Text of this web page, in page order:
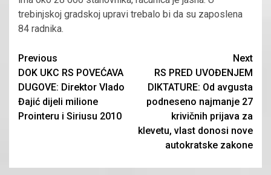
trebinjskoj gradskoj upravi trebalo bi da su zaposlena
84 radnika.
Continue
Reading
Previous
DOK UKC RS POVEĆAVA
DUGOVE: Direktor Vlado
Đajić dijeli milione
Prointeru i Siriusu 2010
Next
RS PRED UVOĐENJEM
DIKTATURE: Od avgusta
podneseno najmanje 27
krivičnih prijava za
klevetu, vlast donosi nove
autokratske zakone